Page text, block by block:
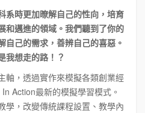
系時更加暸解自己的性向，培育
和邁進的領域。我們聽到了你的
自己的需求，善辨自己的喜惡。
我想走的路！？
軸，透過實作來模擬各類創業經
Action最新的模擬學習模式。
學，改變傳統課程設置、教學內